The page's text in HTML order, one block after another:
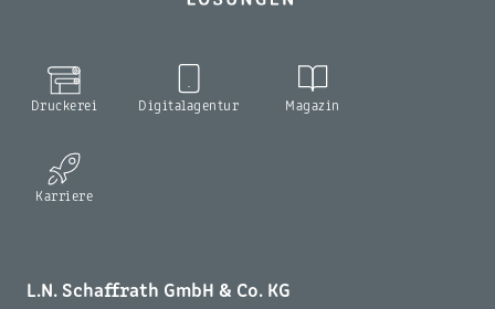
Druckerei Digitalagentur Magazin
Karriere
L.N. Schaffrath GmbH & Co. KG